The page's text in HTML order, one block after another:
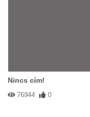
Nincs cím!
76944 0